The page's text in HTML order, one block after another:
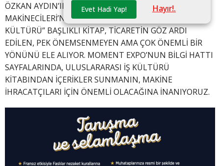
Evet Hadi Yap! Hayır!.
ÖZKAN AYDIN’IN HAZIRLADIĞI VE TÜRKİYE’NİN
MAKİNECİLERİ’NİN YAYIMLADIĞI “ULUSLARARASI İŞ
KÜLTÜRÜ” BAŞLIKLI KİTAP, TİCARETİN GÖZ ARDI
EDİLEN, PEK ÖNEMSENMEYEN AMA ÇOK ÖNEMLİ BİR
YÖNÜNÜ ELE ALIYOR. MOMENT EXPO’NUN BİLGİ HATTI
SAYFALARINDA, ULUSLARARASI İŞ KÜLTÜRÜ
KİTABINDAN İÇERİKLER SUNMANIN, MAKİNE
İHRACATÇILARI İÇİN ÖNEMLİ OLACAĞINA İNANIYORUZ.